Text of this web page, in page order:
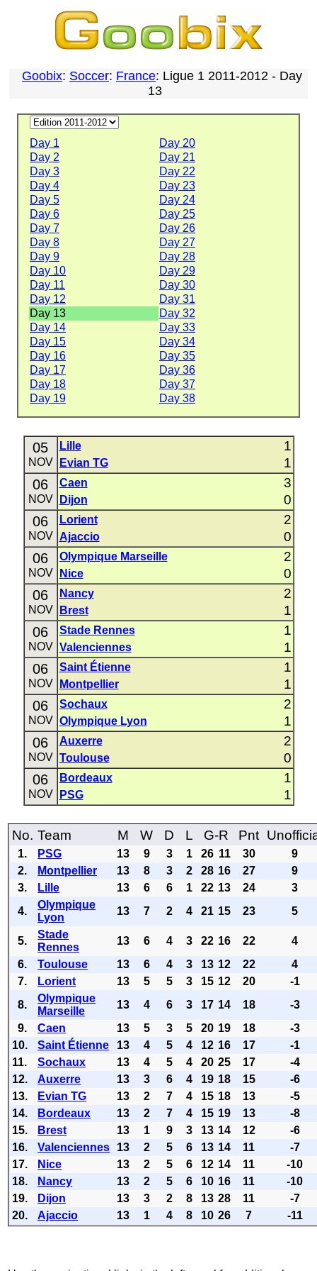
Goobix: Soccer: France: Ligue 1 2011-2012 - Day
13
Day 1
Day 20
Day 2
Day 21
Day 3
Day 22
Day 4
Day 23
Day 5
Day 24
Day 6
Day 25
Day 7
Day 26
Day 8
Day 27
Day 9
Day 28
Day 10
Day 29
Day 11
Day 30
Day 12
Day 31
Day 13
Day 32
Day 14
Day 33
Day 15
Day 34
Day 16
Day 35
Day 17
Day 36
Day 18
Day 37
Day 19
Day 38
05
NOV
Lille 1
Evian TG 1
06
NOV
Caen 3
Dijon 0
06
NOV
Lorient 2
Ajaccio 0
06
NOV
Olympique Marseille 2
Nice 0
06
NOV
Nancy 2
Brest 1
06
NOV
Stade Rennes 1
Valenciennes 1
06
NOV
Saint Étienne 1
Montpellier 1
06
NOV
Sochaux 2
Olympique Lyon 1
06
NOV
Auxerre 2
Toulouse 0
06
NOV
Bordeaux 1
PSG 1
No. Team M W D L G-R Pnt
1. PSG 13 9 3 1 26 11 30
9
2.
Montpellier 13 8 3 2 28 16 27
9
3.
Lille 13 6 6 1 22 13 24
3
4.
Olympique
Lyon
13 7 2 4 21 15 23 5
5.
Stade
Rennes
13 6 4 3 22 16 22
4
6.
Toulouse 13 6 4 3 13 12 22
4
7.
Lorient 13 5 5 3 15 12 20
-1
8.
Olympique
Marseille
13 4 6 3 17 14 18
-3
9.
Caen 13 5 3 5 20 19 18
-3
10.
Saint Étienne 13 4 5 4 12 16 17
-1
11.
Sochaux 13 4 5 4 20 25 17
-4
12.
Auxerre 13 3 6 4 19 18 15
-6
13.
Evian TG 13 2 7 4 15 18 13
-5
14.
Bordeaux 13 2 7 4 15 19 13
-8
15.
Brest 13 1 9 3 13 14 12
-6
16.
Valenciennes 13 2 5 6 13 14 11
-7
17.
Nice 13 2 5 6 12 14 11
-10
18.
Nancy 13 2 5 6 10 16 11
-10
19.
Dijon 13 3 2 8 13 28 11
-7
20.
Ajaccio 13 1 4 8 10 26 7 -11